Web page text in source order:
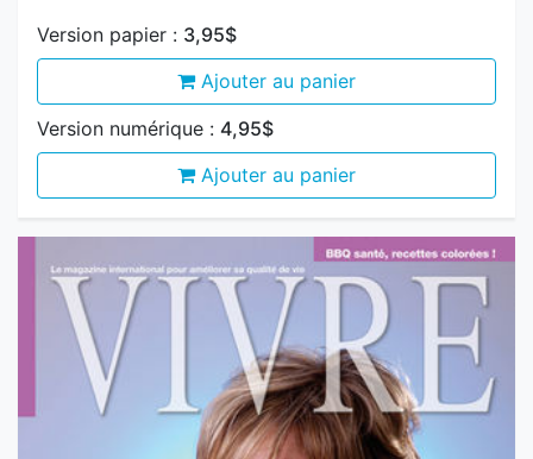
Ajouter au panier
Version numérique :4,95$
Ajouter au panier